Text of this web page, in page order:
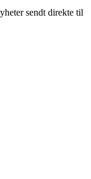
sendt direkte til